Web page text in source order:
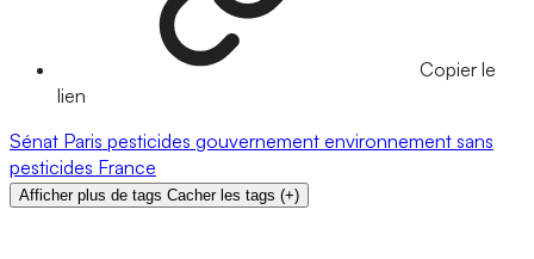
Copier le
lien
Sénat Paris pesticides gouvernement environnement sans
pesticides France
Afficher plus de tags Cacher les tags (+)